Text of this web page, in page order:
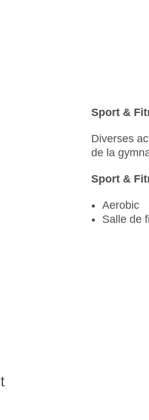
Sport &
Diverses
de la
Sport &
Aerobic
Salle de